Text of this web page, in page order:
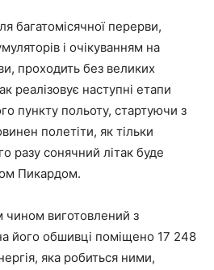
багатомісячної перерви,
і очікуванням на
проходить без великих
реалізовує наступні етапи
пункту польоту, стартуючи з
полетіти, як тільки
разу сонячний літак буде
Пикардом.
виготовлений з
його обшивці поміщено 17 248
яка робиться ними,